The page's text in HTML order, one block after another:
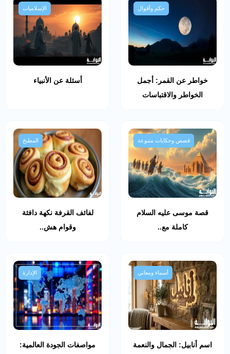
حكم وأقوال
خواطر عن القمر: أجمل
الخواطر والاقتباسات
الإسلاميات
أسئلة عن الأنبياء
قصص وحكايات متنوعة
قصة موسى عليه السلام
كاملة مع..
المطبخ
لفائف القرفة نكهة دافئة
وقوام هش..
أسماء ومعاني
اسم أنابيل: الجمال والنعمة
الإدارة
مواصفات الجودة العالمية: